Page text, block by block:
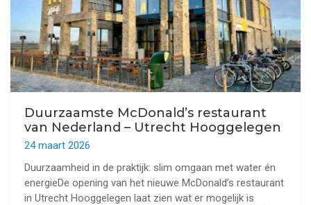
Duurzaamste McDonald’s restaurant
van Nederland – Utrecht Hooggelegen
24 maart 2026
Duurzaamheid in de praktijk: slim omgaan met water én
energieDe opening van het nieuwe McDonald’s restaurant
in Utrecht Hooggelegen laat zien wat er mogelijk is